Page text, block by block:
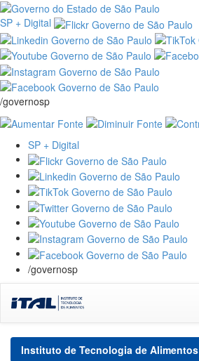
SP + Digital
/governosp
SP + Digital
/governosp
navigation
Instituto de Tecnologia de Alimentos